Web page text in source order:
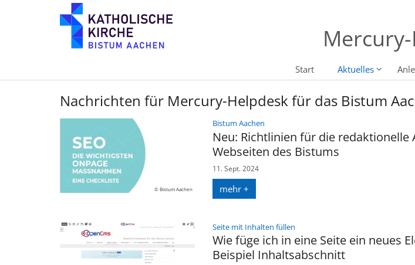
Zum Inhalt springen
Start Aktuelles
Nachrichten für Mercury-Helpdesk für das Bistum
© Bistum Aachen
Bistum Aachen
Neu: Richtlinien für die redaktionelle
Webseiten des Bistums
11. Sept. 2024
mehr +
Seite mit Inhalten füllen
Wie füge ich in eine Seite ein neues
Beispiel Inhaltsabschnitt